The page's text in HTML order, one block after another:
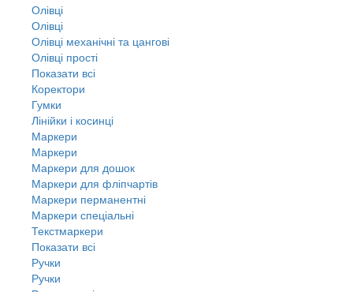
Олівці
Олівці
Олівці механічні та цангові
Олівці прості
Показати всі
Коректори
Гумки
Лінійки і косинці
Маркери
Маркери
Маркери для дошок
Маркери для фліпчартів
Маркери перманентні
Маркери спеціальні
Текстмаркери
Показати всі
Ручки
Ручки